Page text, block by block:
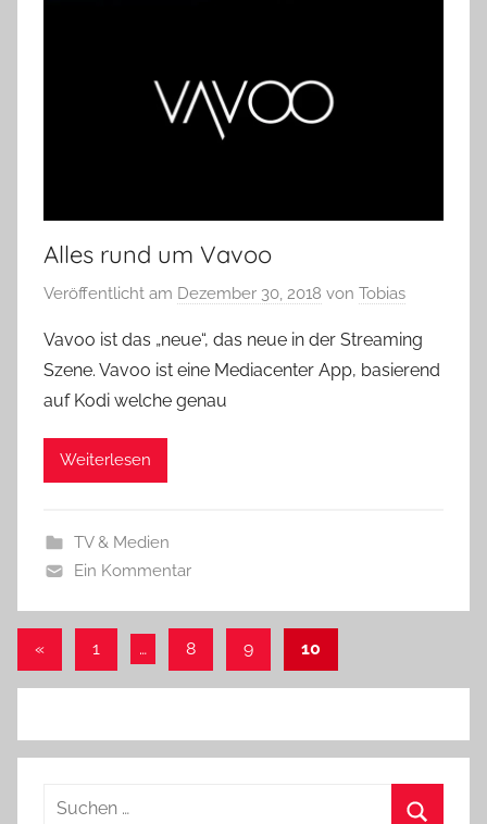
Alles rund um Vavoo
Veröffentlicht am Dezember 30, 2018 von Tobias
Vavoo ist das „neue“, das neue in der Streaming
Szene. Vavoo ist eine Mediacenter App, basierend
auf Kodi welche genau
Weiterlesen
TV & Medien
Ein Kommentar
Seitennummerierung
der
«Vorherige
1 … 8 9 10
Suchen